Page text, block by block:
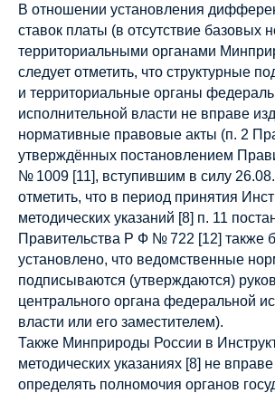
В отношении установления
ставок платы (в отсутствие базовых
территориальными органами
следует отметить, что структурные
и территориальные органы
исполнительной власти не вправе
нормативные правовые акты (п. 2
утверждённых постановлением
№ 1009 [11], вступившим в силу
отметить, что в период принятия
методических указаний [8] п. 11
Правительства Р Ф № 722 [12] также
установлено, что ведомственные
подписываются (утверждаются)
центрального органа федеральной
власти или его заместителем).
Также Минприроды России в
методических указаниях [8] не
определять полномочия органов